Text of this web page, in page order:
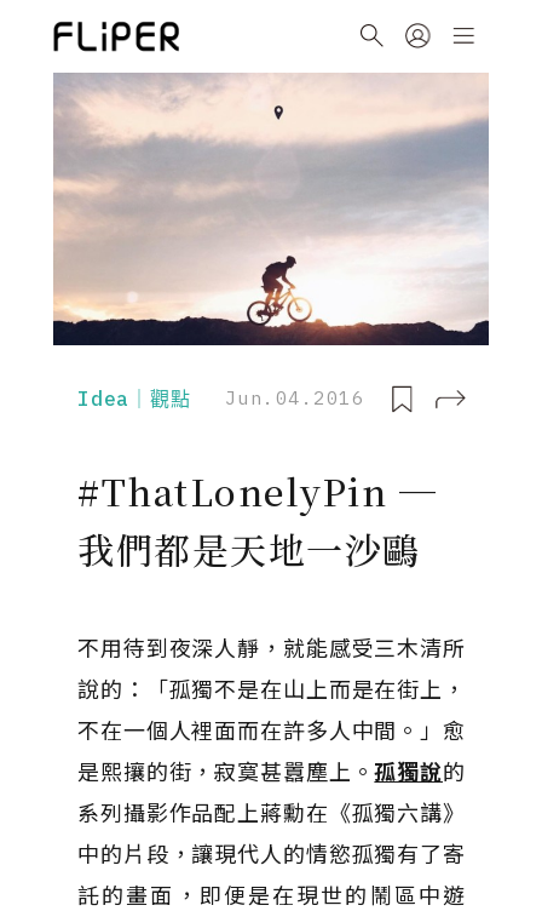
Idea｜觀點 Jun.04.2016
#ThatLonelyPin ─
我們都是天地一沙鷗
不用待到夜深人靜，就能感受三木清所
說的：「孤獨不是在山上而是在街上，
不在一個人裡面而在許多人中間。」愈
是熙攘的街，寂寞甚囂塵上。孤獨說的
系列攝影作品配上蔣勳在《孤獨六講》
中的片段，讓現代人的情慾孤獨有了寄
託的畫面，即便是在現世的鬧區中遊